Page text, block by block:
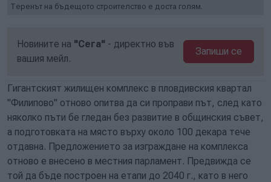
Теренът на бъдещото строителство е доста голям.
Новините на "Сега" - директно във
вашия мейл.
Запиши се
Гигантският жилищен комплекс в пловдивския квартал
"Филипово" отново опитва да си проправи път, след като
няколко пъти бе гледан без развитие в общинския съвет,
а подготовката на място върху около 100 декара тече
отдавна. Предложението за изграждане на комплекса
отново е внесено в местния парламент. Предвижда се
той да бъде построен на етапи до 2040 г., като в него